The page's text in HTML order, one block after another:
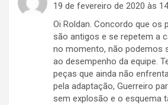
19 de fevereiro de 2020 às
Oi Roldan. Concordo que os
são antigos e se repetem a
no momento, não podemos
ao desempenho da equipe.
peças que ainda não
pela adaptação, Guerreiro
sem explosão e o esquema